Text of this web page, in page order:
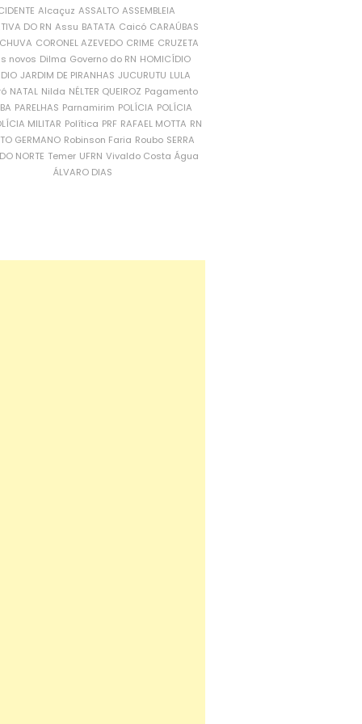
Alcaçuz ASSALTO ASSEMBLEIA
DO RN Assu BATATA Caicó CARAÚBAS
CORONEL AZEVEDO CRIME CRUZETA
novos Dilma Governo do RN HOMICÍDIO
JARDIM DE PIRANHAS JUCURUTU LULA
NATAL Nilda NÉLTER QUEIROZ Pagamento
PARELHAS Parnamirim POLÍCIA POLÍCIA
MILITAR Política PRF RAFAEL MOTTA RN
GERMANO Robinson Faria Roubo SERRA
NORTE Temer UFRN Vivaldo Costa Água
ÁLVARO DIAS